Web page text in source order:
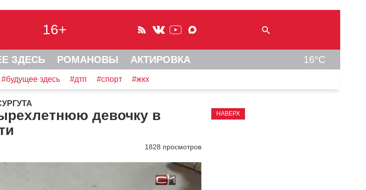
16+
ЗДЕСЬ РОМАНОВЫ АКТИРОВКА 16°C
#будущее здесь #дтп #спорт #жкх
девочку в
1828 просмотров
НАВЕРХ